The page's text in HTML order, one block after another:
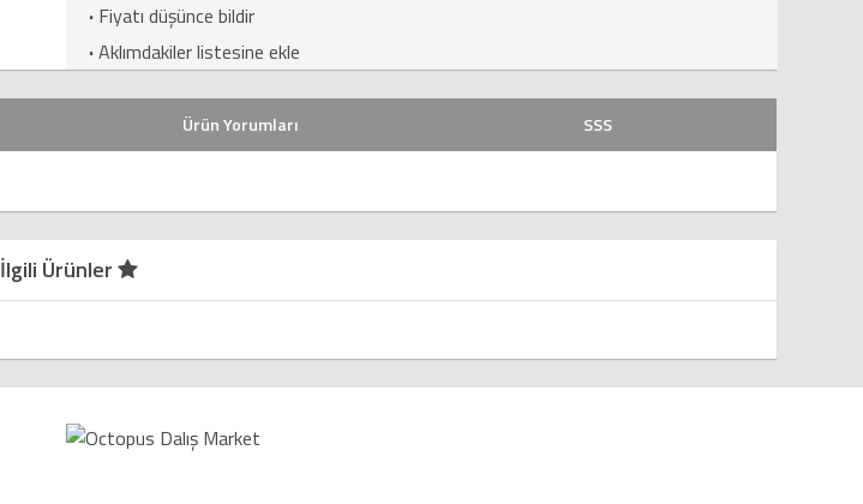
· Fiyatı düşünce bildir
·Aklımdakiler listesine ekle
Ürün Yorumları SSS
İlgili Ürünler